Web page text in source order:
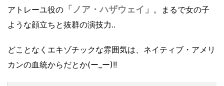
アトレーユ役の 「ノア・ハザウェイ」 。
まるで女の子
ような顔立ちと抜群の演技力..
どことなくエキゾチックな雰囲気は、ネイティブ・アメリ
カンの血統からだとか(ー_ー)!!